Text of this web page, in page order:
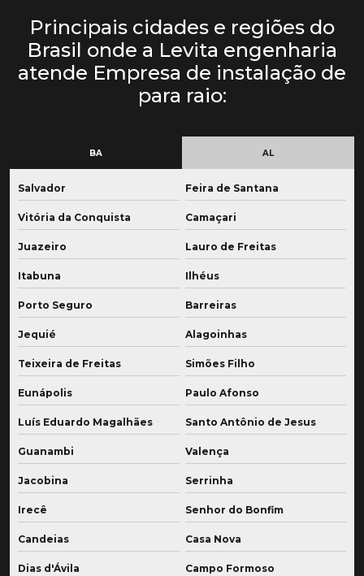
Principais cidades e regiões do
Brasil onde a Levita engenharia
atende Empresa de instalação de
para raio:
BA AL
Salvador Feira de Santana
Vitória da Conquista Camaçari
Juazeiro Lauro de Freitas
Itabuna Ilhéus
Porto Seguro Barreiras
Jequié Alagoinhas
Teixeira de Freitas Simões Filho
Eunápolis Paulo Afonso
Luís Eduardo Magalhães Santo Antônio de Jesus
Guanambi Valença
Jacobina Serrinha
Irecê Senhor do Bonfim
Candeias Casa Nova
Dias d'Ávila Campo Formoso